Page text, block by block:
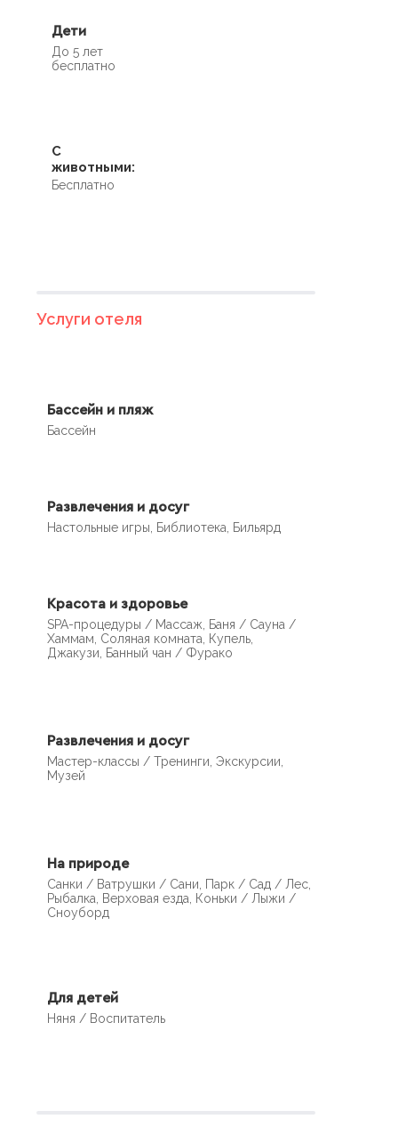
Дети
До 5 лет
бесплатно
С
животными:
Бесплатно
Услуги отеля
Бассейн и пляж
Бассейн
Развлечения и досуг
Настольные игры, Библиотека, Бильярд
Красота и здоровье
SPA-процедуры / Массаж, Баня / Сауна /
Хаммам, Соляная комната, Купель,
Джакузи, Банный чан / Фурако
Развлечения и досуг
Мастер-классы / Тренинги, Экскурсии,
Музей
На природе
Санки / Ватрушки / Сани, Парк / Сад / Лес,
Рыбалка, Верховая езда, Коньки / Лыжи /
Сноуборд
Для детей
Няня / Воспитатель